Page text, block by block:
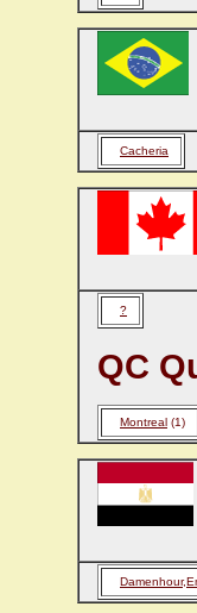
Cacheria
?
QC
Montreal (1)